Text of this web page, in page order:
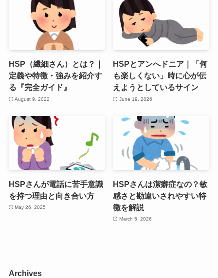
HSP（繊細さん）とは？｜
定義や特徴・強みを紹介す
る『完全ガイド』
August 9, 2022
HSPとアンへドニア｜「何
も楽しくない」時に心が伝
えようとしているサイン
June 19, 2026
HSPさんが電話に苦手意識
を持つ理由と向き合い方
May 26, 2025
HSPさんは潔癖症なの？敏
感さと勘違いされやすい特
徴を解説
March 5, 2026
Archives